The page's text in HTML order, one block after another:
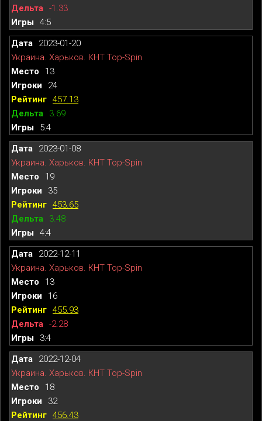
-1.33
4:5
2023-01-20
Украина. Харьков. КНТ Top-Spin
13
24
457.13
3.69
5:4
2023-01-08
Украина. Харьков. КНТ Top-Spin
19
35
453.65
3.48
4:4
2022-12-11
Украина. Харьков. КНТ Top-Spin
13
16
455.93
-2.28
3:4
2022-12-04
Украина. Харьков. КНТ Top-Spin
18
32
456.43